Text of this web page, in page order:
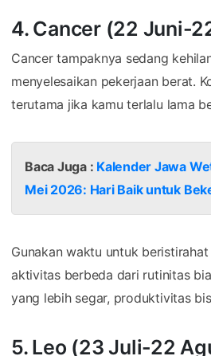
4. Cancer (22 Juni-
Cancer tampaknya sedang
menyelesaikan pekerjaan berat.
terutama jika kamu terlalu lama
Baca Juga : Kalender Jawa
Mei 2026: Hari Baik untuk
Gunakan waktu untuk
aktivitas berbeda dari rutinitas
yang lebih segar, produktivitas
5. Leo (23 Juli-22